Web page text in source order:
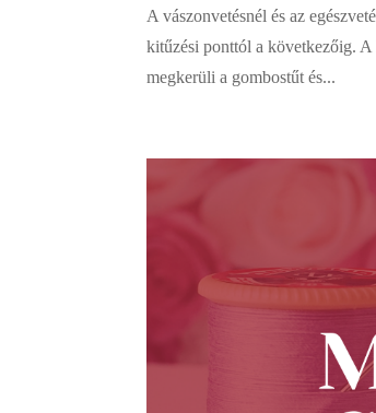
A vászonvetésnél és az
kitűzési ponttól a következőig.
megkerüli a gombostűt és...